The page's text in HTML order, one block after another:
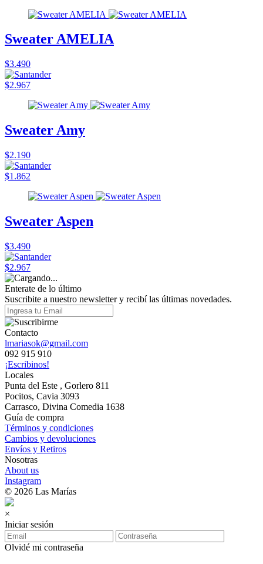
Sweater AMELIA
$3.490
$2.967
Sweater Amy
$2.190
$1.862
Sweater Aspen
$3.490
$2.967
Enterate de lo último
Suscribite a nuestro newsletter y recibí las últimas novedades.
Contacto
lmariasok@gmail.com
092 915 910
¡Escribinos!
Locales
Punta del Este , Gorlero 811
Pocitos, Cavia 3093
Carrasco, Divina Comedia 1638
Guía de compra
Términos y condiciones
Cambios y devoluciones
Envíos y Retiros
Nosotras
About us
Instagram
© 2026 Las Marías
×
Iniciar sesión
Olvidé mi contraseña